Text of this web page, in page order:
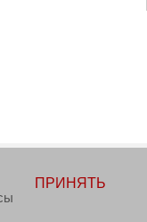
сейфов
ПРИНЯТЬ